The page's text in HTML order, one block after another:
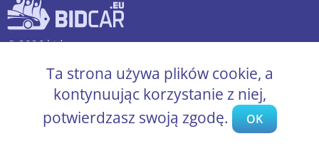
© 2026 bidcar.eu
Ta strona używa plików cookie, a
kontynuując korzystanie z niej,
potwierdzasz swoją zgodę.
OK